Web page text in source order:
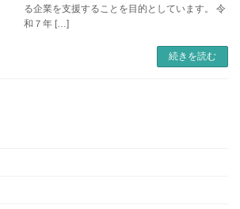
る企業を支援することを目的としています。 令
和７年 […]
続きを読む